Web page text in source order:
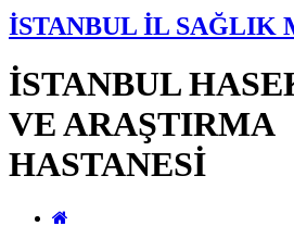
İSTANBUL İL SAĞLIK
İSTANBUL
VE ARAŞTIRMA
HASTANESİ